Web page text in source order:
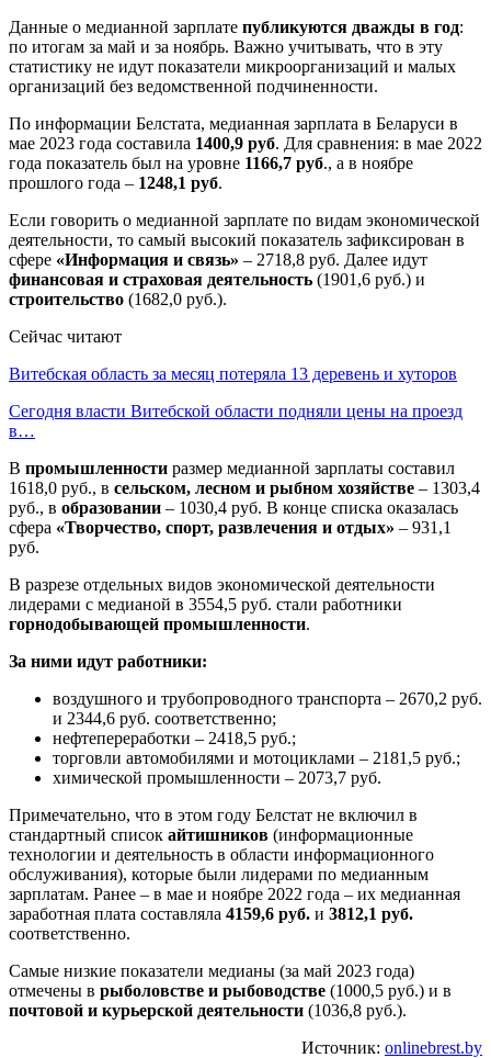
Данные о медианной зарплате публикуются дважды в год:
по итогам за май и за ноябрь. Важно учитывать, что в эту
статистику не идут показатели микроорганизаций и малых
организаций без ведомственной подчиненности.
По информации Белстата, медианная зарплата в Беларуси в
мае 2023 года составила 1400,9 руб. Для сравнения: в мае 2022
года показатель был на уровне 1166,7 руб., а в ноябре
прошлого года – 1248,1 руб.
Если говорить о медианной зарплате по видам экономической
деятельности, то самый высокий показатель зафиксирован в
сфере «Информация и связь» – 2718,8 руб. Далее идут
финансовая и страховая деятельность (1901,6 руб.) и
строительство (1682,0 руб.).
Сейчас читают
Витебская область за месяц потеряла 13 деревень и хуторов
Сегодня власти Витебской области подняли цены на проезд
в…
В промышленности размер медианной зарплаты составил
1618,0 руб., в сельском, лесном и рыбном хозяйстве – 1303,4
руб., в образовании – 1030,4 руб. В конце списка оказалась
сфера «Творчество, спорт, развлечения и отдых» – 931,1
руб.
В разрезе отдельных видов экономической деятельности
лидерами с медианой в 3554,5 руб. стали работники
горнодобывающей промышленности.
За ними идут работники:
воздушного и трубопроводного транспорта – 2670,2 руб.
и 2344,6 руб. соответственно;
нефтепереработки – 2418,5 руб.;
торговли автомобилями и мотоциклами – 2181,5 руб.;
химической промышленности – 2073,7 руб.
Примечательно, что в этом году Белстат не включил в
стандартный список айтишников (информационные
технологии и деятельность в области информационного
обслуживания), которые были лидерами по медианным
зарплатам. Ранее – в мае и ноябре 2022 года – их медианная
заработная плата составляла 4159,6 руб. и 3812,1 руб.
соответственно.
Самые низкие показатели медианы (за май 2023 года)
отмечены в рыболовстве и рыбоводстве (1000,5 руб.) и в
почтовой и курьерской деятельности (1036,8 руб.).
Источник: onlinebrest.by